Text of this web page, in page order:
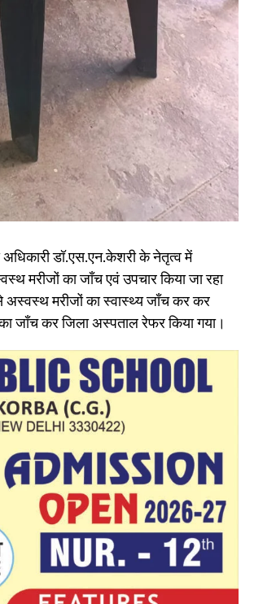
डॉ.एस.एन.केशरी के नेतृत्व में
मरीजों का जॉंच एवं उपचार किया जा रहा
मरीजों का स्वास्थ्य जॉंच कर कर
जॉंच कर जिला अस्पताल रेफर किया गया।